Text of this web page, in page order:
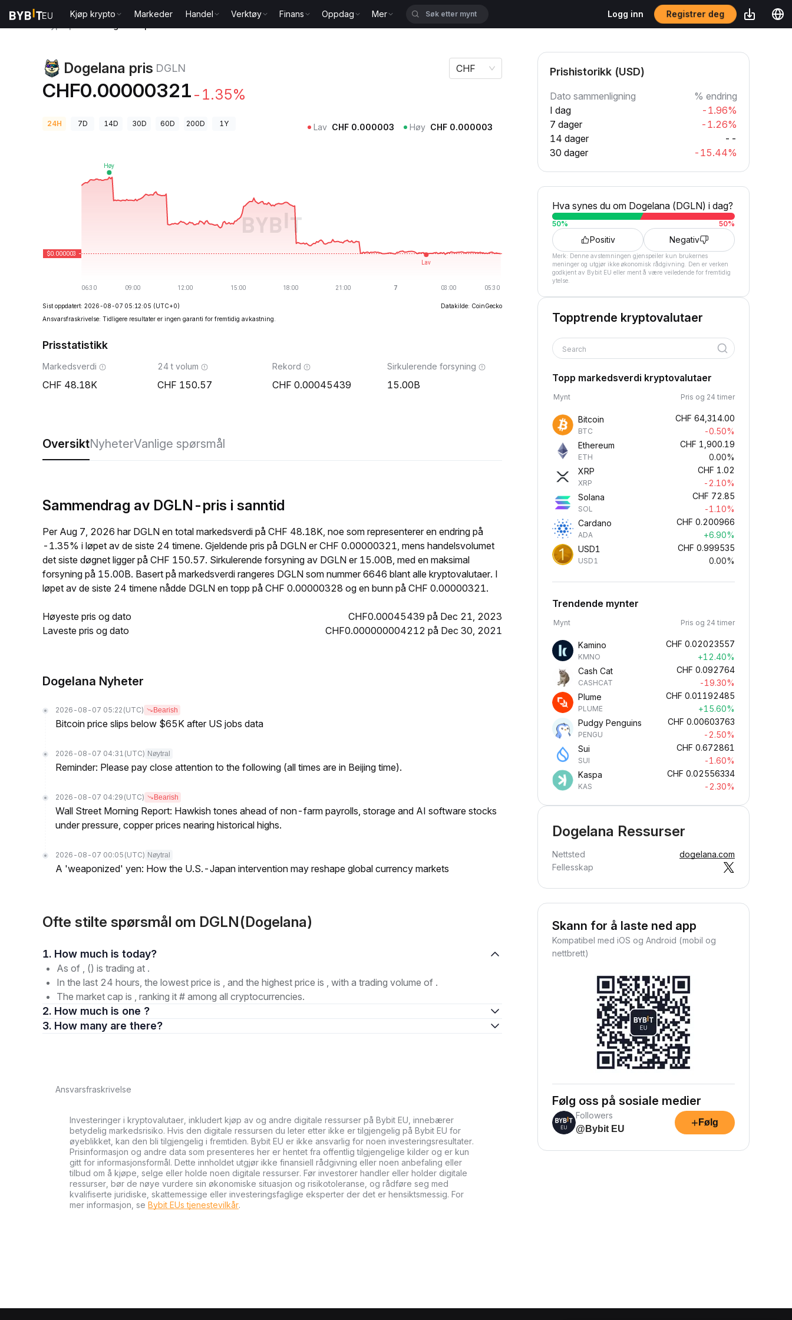
Kjøp krypto Markeder Handel Verktøy Finans Oppdag Mer Logg inn Registrer deg
Dogelana pris DGLN
CHF0.00000321 -1.35%
CHF
24H 7D 14D 30D 60D 200D 1Y Lav CHF 0.000003 Høy CHF 0.000003
Sist oppdatert: 2026-08-07 05:12:05 (UTC+0)
Datakilde: CoinGecko
Ansvarsfraskrivelse: Tidligere resultater er ingen garanti for fremtidig avkastning.
Prisstatistikk
Markedsverdi
48.18K
24 t volum
150.57
Rekord
0.00045439
Sirkulerende forsyning
15.00B
OversiktNyheterVanlige spørsmål
Sammendrag av DGLN-pris i sanntid
Per Aug 7, 2026 har DGLN en total markedsverdi på CHF 48.18K, noe som representerer en endring på
-1.35% i løpet av de siste 24 timene. Gjeldende pris på DGLN er CHF 0.00000321, mens handelsvolumet
det siste døgnet ligger på CHF 150.57. Sirkulerende forsyning av DGLN er 15.00B, med en maksimal
forsyning på 15.00B. Basert på markedsverdi rangeres DGLN som nummer 6646 blant alle kryptovalutaer. I
løpet av de siste 24 timene nådde DGLN en topp på CHF 0.00000328 og en bunn på CHF 0.00000321.
Høyeste pris og dato
CHF0.00045439 på Dec 21, 2023
Laveste pris og dato
CHF0.000000004212 på Dec 30, 2021
Dogelana Nyheter
2026-08-07 05:22 (UTC) Bearish
Bitcoin price slips below $65K after US jobs data
2026-08-07 04:31 (UTC) Nøytral
Reminder: Please pay close attention to the following (all times are in Beijing time).
2026-08-07 04:29 (UTC) Bearish
Wall Street Morning Report: Hawkish tones ahead of non-farm payrolls, storage and AI software stocks
under pressure, copper prices nearing historical highs.
2026-08-07 00:05 (UTC) Nøytral
A 'weaponized' yen: How the U.S.-Japan intervention may reshape global currency markets
Ofte stilte spørsmål om DGLN(Dogelana)
1. How much is today?
As of , () is trading at .
In the last 24 hours, the lowest price is , and the highest price is , with a trading volume of .
The market cap is , ranking it # among all cryptocurrencies.
2. How much is one ?
3. How many are there?
Ansvarsfraskrivelse
Investeringer i kryptovalutaer, inkludert kjøp av og andre digitale ressurser på Bybit EU, innebærer
betydelig markedsrisiko. Hvis den digitale ressursen du leter etter ikke er tilgjengelig på Bybit EU for
øyeblikket, kan den bli tilgjengelig i fremtiden. Bybit EU er ikke ansvarlig for noen investeringsresultater.
Prisinformasjon og andre data som presenteres her er hentet fra offentlig tilgjengelige kilder og er kun
gitt for informasjonsformål. Dette innholdet utgjør ikke finansiell rådgivning eller noen anbefaling eller
tilbud om å kjøpe, selge eller holde noen digitale ressurser. Før investorer handler eller holder digitale
ressurser, bør de nøye vurdere sin økonomiske situasjon og risikotoleranse, og rådføre seg med
kvalifiserte juridiske, skattemessige eller investeringsfaglige eksperter der det er hensiktsmessig. For
mer informasjon, se Bybit EUs tjenestevilkår.
Prishistorikk (USD)
Dato sammenligning
% endring
I dag
-1.96%
7 dager
-1.26%
14 dager
--
30 dager
-15.44%
Hva synes du om Dogelana (DGLN) i dag?
50% 50%
Positiv Negativ
Merk: Denne avstemningen gjenspeiler kun brukernes
meninger og utgjør ikke økonomisk rådgivning. Den er verken
godkjent av Bybit EU eller ment å være veiledende for fremtidig
ytelse.
Topptrende kryptovalutaer
Search
Topp markedsverdi kryptovalutaer
Mynt Pris og 24 timer
Bitcoin
BTC
CHF 64,314.00
-0.50%
Ethereum
ETH
CHF 1,900.19
0.00%
XRP
XRP
CHF 1.02
-2.10%
Solana
SOL
CHF 72.85
-1.10%
Cardano
ADA
CHF 0.200966
+6.90%
USD1
USD1
CHF 0.999535
0.00%
Trendende mynter
Mynt Pris og 24 timer
Kamino
KMNO
CHF 0.02023557
+12.40%
Cash Cat
CASHCAT
CHF 0.092764
-19.30%
Plume
PLUME
CHF 0.01192485
+15.60%
Pudgy Penguins
PENGU
CHF 0.00603763
-2.50%
Sui
SUI
CHF 0.672861
-1.60%
Kaspa
KAS
CHF 0.02556334
-2.30%
Dogelana Ressurser
Nettsted
dogelana.com
Fellesskap
Skann for å laste ned app
Kompatibel med iOS og Android (mobil og
nettbrett)
Følg oss på sosiale medier
Followers
@Bybit EU
+ Følg